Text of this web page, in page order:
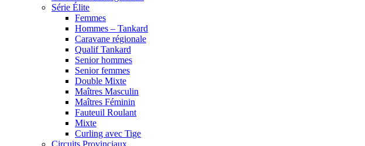
Série Élite
Femmes
Hommes – Tankard
Caravane régionale
Qualif Tankard
Senior hommes
Senior femmes
Double Mixte
Maîtres Masculin
Maîtres Féminin
Fauteuil Roulant
Mixte
Curling avec Tige
Circuits Provinciaux